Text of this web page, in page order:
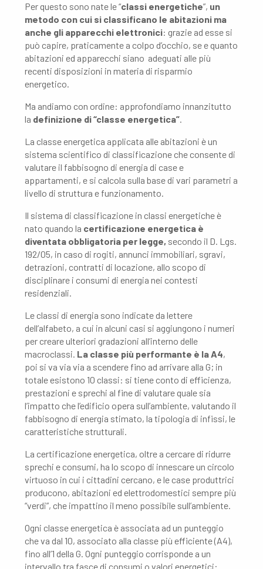
Per questo sono nate le “classi energetiche”, un
metodo con cui si classificano le abitazioni ma
anche gli apparecchi elettronici: grazie ad esse si
può capire, praticamente a colpo d’occhio, se e quanto
abitazioni ed apparecchi siano adeguati alle più
recenti disposizioni in materia di risparmio
energetico.
Ma andiamo con ordine: approfondiamo innanzitutto
la definizione di “classe energetica”.
La classe energetica applicata alle abitazioni è un
sistema scientifico di classificazione che consente di
valutare il fabbisogno di energia di case e
appartamenti, e si calcola sulla base di vari parametri a
livello di struttura e funzionamento.
Il sistema di classificazione in classi energetiche è
nato quando la certificazione energetica è
diventata obbligatoria per legge, secondo il D. Lgs.
192/05, in caso di rogiti, annunci immobiliari, sgravi,
detrazioni, contratti di locazione, allo scopo di
disciplinare i consumi di energia nei contesti
residenziali.
Le classi di energia sono indicate da lettere
dell’alfabeto, a cui in alcuni casi si aggiungono i numeri
per creare ulteriori gradazioni all’interno delle
macroclassi. La classe più performante è la A4,
poi si va via via a scendere fino ad arrivare alla G; in
totale esistono 10 classi: si tiene conto di efficienza,
prestazioni e sprechi al fine di valutare quale sia
l’impatto che l’edificio opera sull’ambiente, valutando il
fabbisogno di energia stimato, la tipologia di infissi, le
caratteristiche strutturali.
La certificazione energetica, oltre a cercare di ridurre
sprechi e consumi, ha lo scopo di innescare un circolo
virtuoso in cui i cittadini cercano, e le case produttrici
producono, abitazioni ed elettrodomestici sempre più
“verdi”, che impattino il meno possibile sull’ambiente.
Ogni classe energetica è associata ad un punteggio
che va dal 10, associato alla classe più efficiente (A4),
fino all’1 della G. Ogni punteggio corrisponde a un
intervallo tra fasce di consumi o valori energetici: